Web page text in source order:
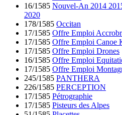
16/1585 Nouvel-An 2014
2020
178/1585 Occitan
17/1585 Offre Emploi
17/1585 Offre Emploi Canoe
17/1585 Offre Emploi Drones
16/1585 Offre Emploi
17/1585 Offre Emploi
245/1585 PANTHERA
226/1585 PERCEPTION
17/1585 Pétrographie
17/1585 Pisteurs des Alpes